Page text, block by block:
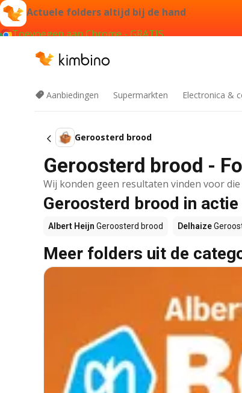
Actuele folders altijd bij de hand
Toevoegen aan Chrome - GRATIS
Aanbiedingen Supermarkten Electronica &
Geroosterd brood
Geroosterd brood -
Wij konden geen resultaten vinden voor
Geroosterd brood in
Albert Heijn Geroosterd brood Delhaize
Meer folders uit de